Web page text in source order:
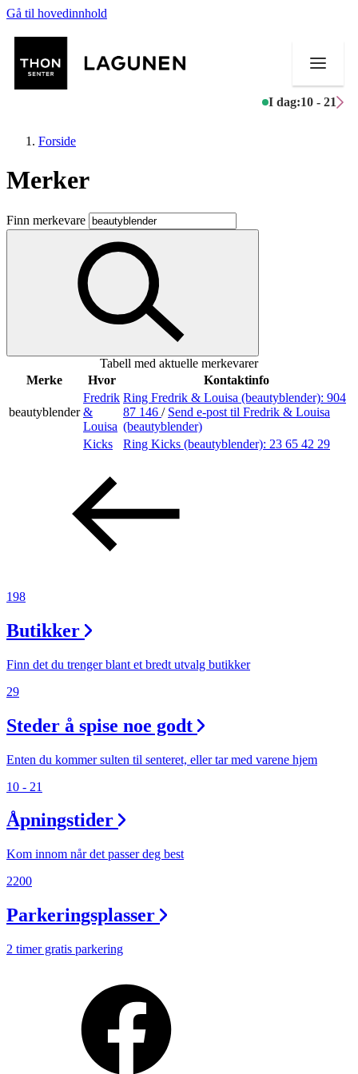
Gå til hovedinnhold
I dag:10 - 21
Butikker
Mat og drikke
Aktiviteter
Inspirasjon
Åpningstider
Ledige stillinger
Magasin
Gavekort
Personal Shopper
Forside
Merker
Finn merkevare
Tabell med aktuelle merkevarer
Merke
Hvor Kontaktinfo
beautyblender
Fredrik
&
Louisa
Ring Fredrik & Louisa (beautyblender): 904
87 146 / Send e-post til Fredrik & Louisa
(beautyblender)
Kicks
Ring Kicks (beautyblender): 23 65 42 29
198
Butikker
Finn det du trenger blant et bredt utvalg butikker
29
Steder å spise noe godt
Enten du kommer sulten til senteret, eller tar med varene hjem
10 - 21
Åpningstider
Kom innom når det passer deg best
2200
Parkeringsplasser
2 timer gratis parkering